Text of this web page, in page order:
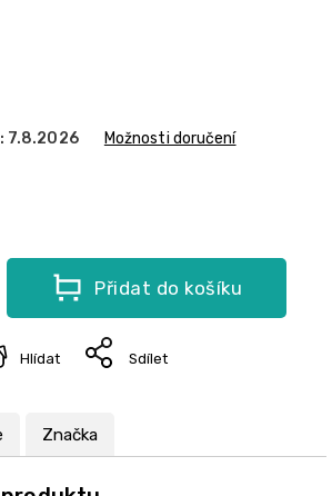
7.8.2026 Možnosti doručení
Přidat do košíku
Hlídat Sdílet
Značka